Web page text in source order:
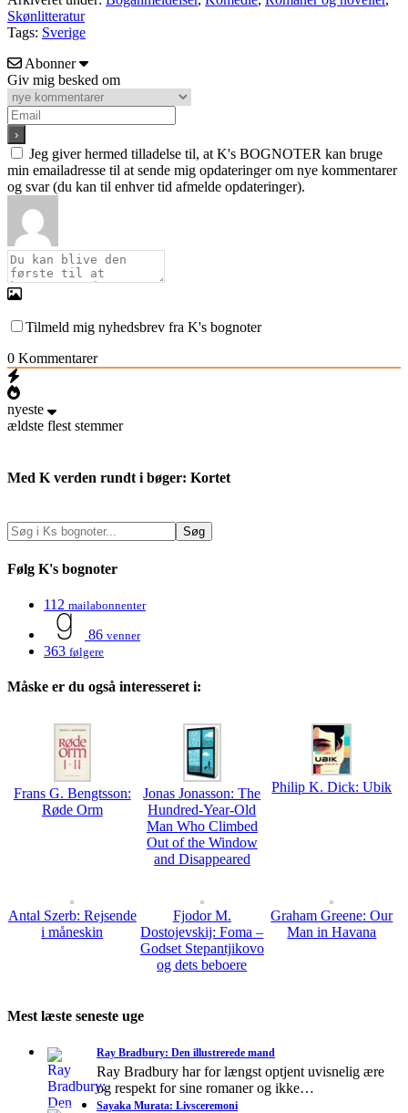
Skønlitteratur
Tags: Sverige
Abonner
Giv mig besked om
Jeg giver hermed tilladelse til, at K's BOGNOTER kan bruge
min emailadresse til at sende mig opdateringer om nye kommentarer
og svar (du kan til enhver tid afmelde opdateringer).
Tilmeld mig nyhedsbrev fra K's bognoter
0 Kommentarer
nyeste
ældste flest stemmer
Med K verden rundt i bøger: Kortet
Følg K's bognoter
112 mailabonnenter
86 venner
363 følgere
Måske er du også interesseret i:
Frans G. Bengtsson:
Røde Orm
Jonas Jonasson: The
Hundred-Year-Old
Man Who Climbed
Out of the Window
and Disappeared
Philip K. Dick: Ubik
Antal Szerb: Rejsende
i måneskin
Fjodor M.
Dostojevskij: Foma –
Godset Stepantjikovo
og dets beboere
Graham Greene: Our
Man in Havana
Mest læste seneste uge
Ray Bradbury: Den illustrerede mand
Ray Bradbury har for længst optjent uvisnelig ære
og respekt for sine romaner og ikke…
Sayaka Murata: Livsceremoni